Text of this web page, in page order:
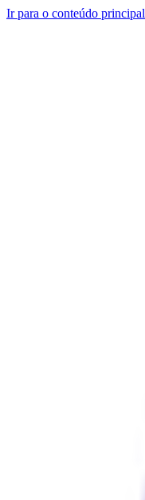
Ir para o conteúdo principal